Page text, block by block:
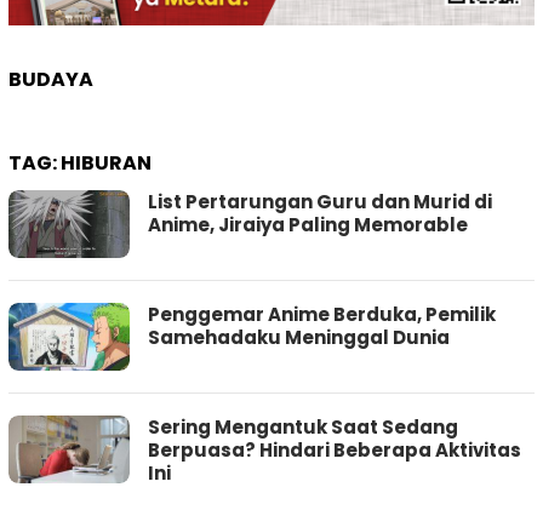
BUDAYA
TAG:HIBURAN
List Pertarungan Guru dan Murid di
Anime, Jiraiya Paling Memorable
Penggemar Anime Berduka, Pemilik
Samehadaku Meninggal Dunia
Sering Mengantuk Saat Sedang
Berpuasa? Hindari Beberapa Aktivitas
Ini